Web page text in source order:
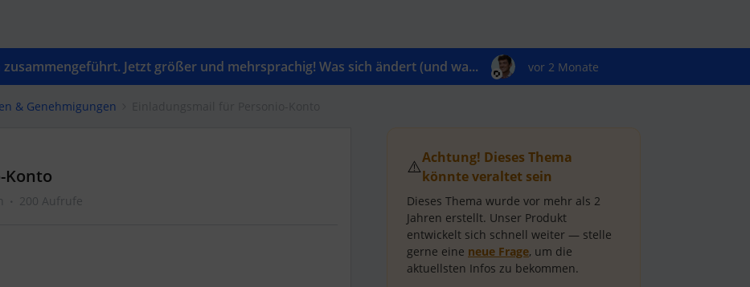
Jetzt größer und mehrsprachig! Was sich ändert (und wa... vor 2 Monate
& Genehmigungen
Konto
200 Aufrufe
⚠️Achtung! Dieses Thema
könnte veraltet sein
Dieses Thema wurde vor mehr als 2
Jahren erstellt. Unser Produkt
entwickelt sich schnell weiter — stelle
gerne eine neue Frage, um die
aktuellsten Infos zu bekommen.